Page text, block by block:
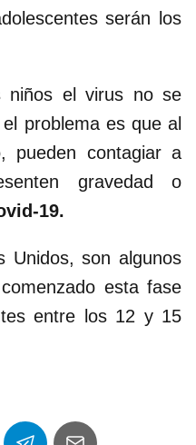
serán los
niños el virus no se
problema es que al
pueden contagiar a
gravedad o
19.
Unidos, son algunos
esta fase
entre los 12 y 15